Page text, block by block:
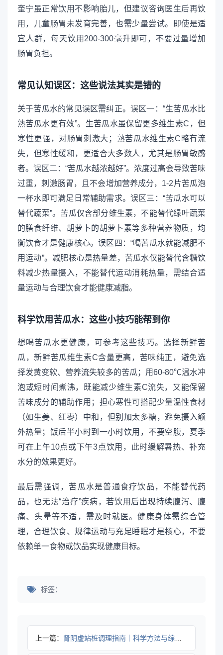
奎宁虽正常饮用不影响胎儿，但建议咨询医生后再饮
用，儿童肠胃未发育完善，也需少量尝试。即使是适
宜人群，每天饮用200-300毫升即可，不要过量增加
肠胃负担。
常见认知误区：这些说法其实是错的
关于苦瓜水的常见误区需纠正。误区一：“生苦瓜水比
熟苦瓜水更有效”。生苦瓜水虽保留更多维生素C，但
寒性更强，对肠胃刺激大；熟苦瓜水维生素C略有流
失，但寒性缓和，更适合大多数人，尤其是肠胃敏感
者。误区二：“苦瓜水越浓越好”。浓度过高会导致苦味
过重，刺激肠胃，且不会增加营养成分，1-2片苦瓜泡
一杯水即可满足日常辅助需求。误区三：“苦瓜水可以
替代蔬菜”。苦瓜仅含部分维生素，不能替代绿叶蔬菜
的膳食纤维、胡萝卜的胡萝卜素等多种营养物质，均
衡饮食才是健康核心。误区四：“喝苦瓜水就能减肥不
用运动”。减肥核心是热量差，苦瓜水仅能替代含糖饮
料减少热量摄入，不能替代运动消耗热量，需结合适
量运动与合理饮食才能健康减脂。
科学饮用苦瓜水：这些小技巧能帮到你
想喝苦瓜水更健康，可参考这些技巧。选择新鲜苦
瓜，新鲜苦瓜维生素C含量更高，苦味纯正，避免选
择发黄变软、营养流失较多的苦瓜；用60-80℃温水冲
泡或短时间煮沸，既能减少维生素C流失，又能保留
苦味成分的辅助作用；担心寒性可搭配少量温性食材
（如生姜、红枣）中和，但别加太多糖，避免摄入额
外热量；饭后半小时到一小时饮用，不要空腹，夏季
可在上午10点或下午3点饮用，此时缓解暑热、补充
水分的效果更好。
最后需强调，苦瓜水是普通食疗饮品，不能替代药
品，也无法“治疗”疾病，若饮用后出现持续腹泻、腹
痛、头晕等不适，需及时就医。健康身体需综合管
理，合理饮食、规律运动与充足睡眠才是核心，不要
依赖单一食物或饮品实现健康目标。
标签：
上一篇： 肾阴虚站桩调理指南｜科学方法与综合干预技巧